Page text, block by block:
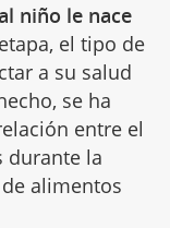
niño le nace
el tipo de
a su salud
se ha
entre el
durante la
alimentos